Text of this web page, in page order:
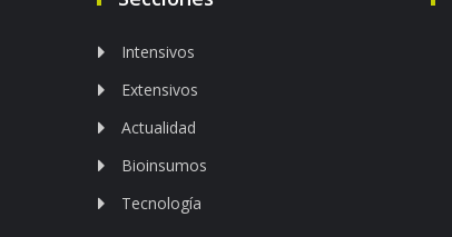
Intensivos
Extensivos
Actualidad
Bioinsumos
Tecnología